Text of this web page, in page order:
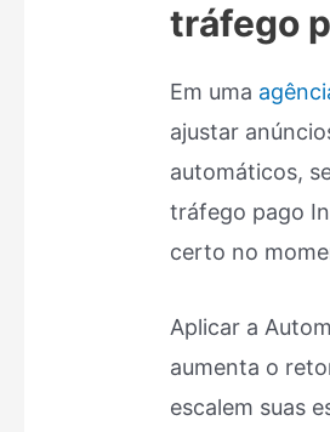
tráfego
Em uma
ajustar
automáticos,
tráfego pago
certo no
Aplicar a
aumenta o
escalem suas